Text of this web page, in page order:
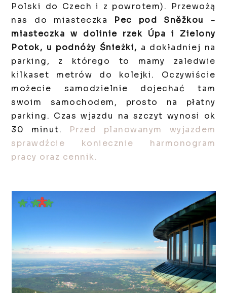
Polski do Czech i z powrotem). Przewożą
nas do miasteczka Pec pod Sněžkou -
miasteczka w dolinie rzek Úpa i Zielony
Potok, u podnóży Śnieżki, a dokładniej na
parking, z którego to mamy zaledwie
kilkaset metrów do kolejki. Oczywiście
możecie samodzielnie dojechać tam
swoim samochodem, prosto na płatny
parking. Czas wjazdu na szczyt wynosi ok
30 minut.
Przed planowanym wyjazdem
sprawdźcie koniecznie harmonogram
pracy oraz cennik.